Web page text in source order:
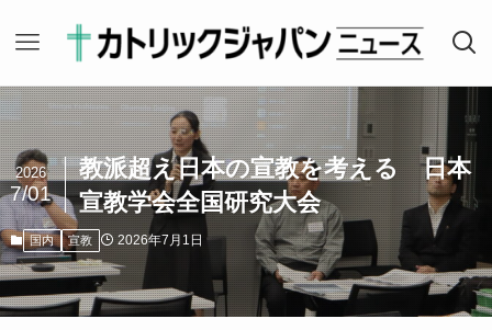
教派超え日本の宣教を考える 日本
宣教学会全国研究大会
2026
7/01
国内 宣教 2026年7月1日